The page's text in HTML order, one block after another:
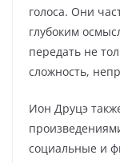
голоса. Они
глубоким
передать не
сложность,
Ион Друцэ
социальные и